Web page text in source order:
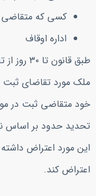
کسی که
اداره اوقاف
طبق
ملک مورد تقاضای ثبت
خود متقاضی ثبت در
تحدید حدود بر اساس
اعتراض کند.